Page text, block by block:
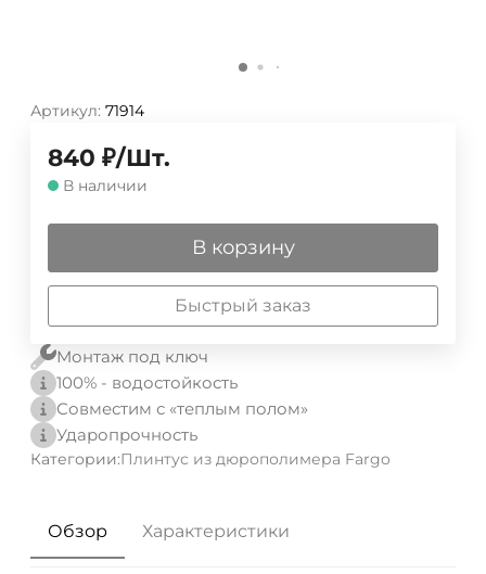
Артикул: 71914
840 ₽/Шт.
В наличии
В корзину
Быстрый заказ
Монтаж под ключ
100% - водостойкость
Совместим с «теплым полом»
Ударопрочность
Категории:Плинтус из дюрополимера Fargo
Обзор Характеристики